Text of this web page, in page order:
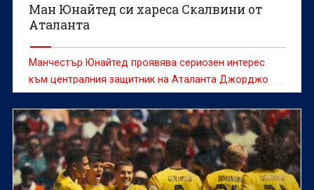
Ман Юнайтед си хареса Скалвини от
Аталанта
Манчестър Юнайтед проявява сериозен интерес
към централния защитник на Аталанта Джорджо
Скалвини, който е сред основните варианти за
подсилване на отбраната през настоящия
трансферен прозорец